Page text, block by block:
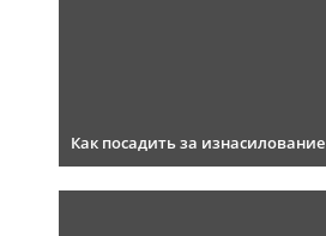
Как посадить за изнасилование